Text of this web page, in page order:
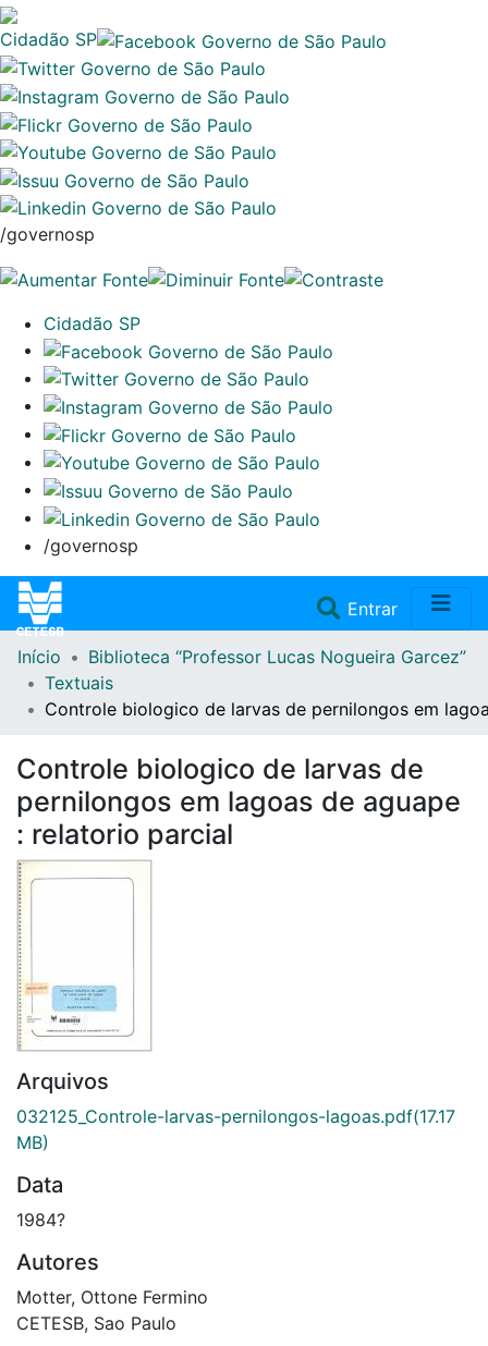
Cidadão SP
/governosp
Cidadão SP
/governosp
Entrar(current)
Home
Repositório
Doações/Aquisições
Início
Biblioteca “Professor Lucas Nogueira Garcez”
Textuais
Controle biologico de larvas de pernilongos em
Controle biologico de larvas de
pernilongos em lagoas de aguape
: relatorio parcial
Arquivos
032125_Controle-larvas-pernilongos-lagoas.pdf(17.17
MB)
Data
1984?
Autores
Motter, Ottone Fermino
CETESB, Sao Paulo